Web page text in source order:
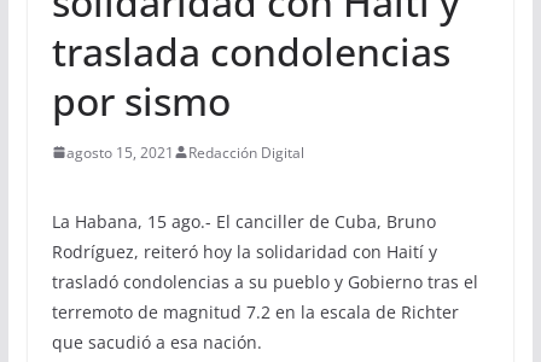
traslada condolencias
por sismo
agosto 15, 2021 Redacción Digital
La Habana, 15 ago.- El canciller de Cuba, Bruno
Rodríguez, reiteró hoy la solidaridad con Haití y
trasladó condolencias a su pueblo y Gobierno tras el
terremoto de magnitud 7.2 en la escala de Richter
que sacudió a esa nación.